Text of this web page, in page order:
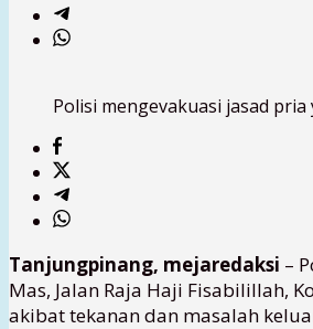
Polisi mengevakuasi jasad
Tanjungpinang, mejaredaksi –
Mas, Jalan Raja Haji Fisabilillah,
akibat tekanan dan masalah